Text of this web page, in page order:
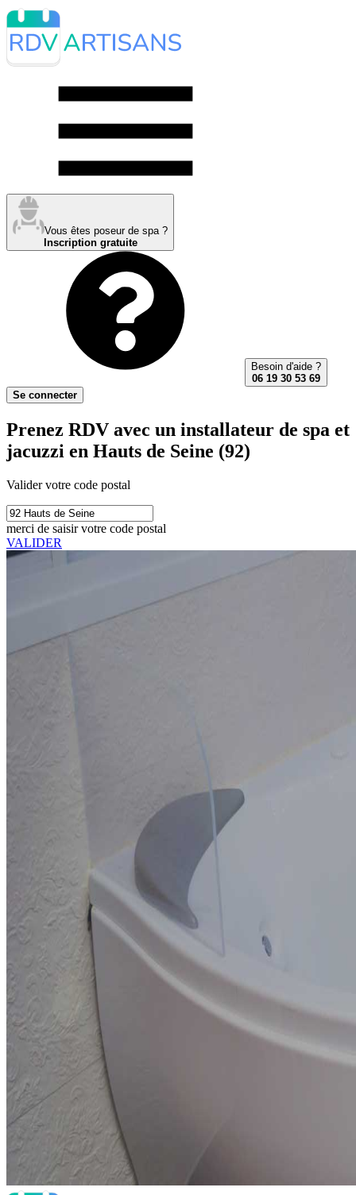
Vous êtes poseur de spa ?
Inscription gratuite
Besoin d'aide ?
06 19 30 53 69
Se connecter
Prenez RDV avec un installateur de spa et
jacuzzi en Hauts de Seine (92)
Valider votre code postal
merci de saisir votre code postal
VALIDER